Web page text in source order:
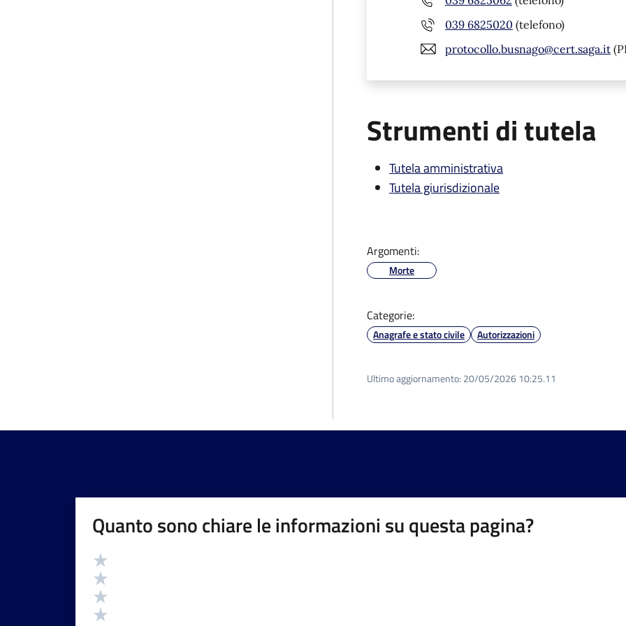
039 6825020 (telefono)
protocollo.busnago@cert.saga.it
Strumenti di tutela
Tutela amministrativa
Tutela giurisdizionale
Argomenti:
Morte
Categorie:
Anagrafe e stato civile Autorizzazioni
Ultimo aggiornamento: 20/05/2026 10:25.11
Quanto sono chiare le informazioni su questa pagina?
Valutazione